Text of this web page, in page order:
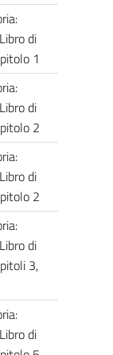
di
1
di
2
di
2
di
3,
di